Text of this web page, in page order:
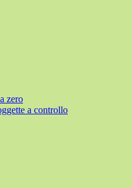
zero
a controllo